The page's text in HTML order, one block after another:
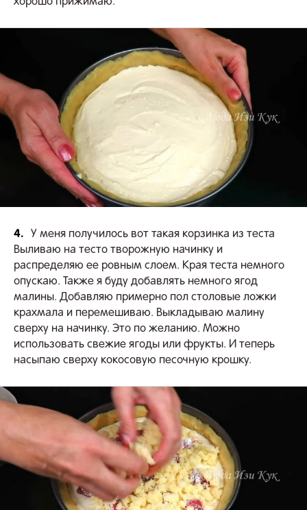
4.
У меня получилось вот такая корзинка из теста
Выливаю на тесто творожную начинку и
распределяю ее ровным слоем. Края теста немного
опускаю. Также я буду добавлять немного ягод
малины. Добавляю примерно пол столовые ложки
крахмала и перемешиваю. Выкладываю малину
сверху на начинку. Это по желанию. Можно
использовать свежие ягоды или фрукты. И теперь
насыпаю сверху кокосовую песочную крошку.